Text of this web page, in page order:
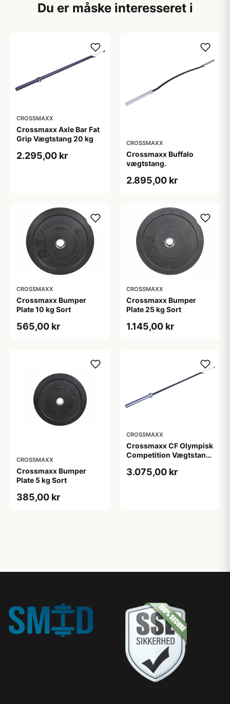
Du er måske interesseret i
CROSSMAXX
Crossmaxx Axle Bar Fat
Grip Vægtstang 20 kg
2.295,00 kr
CROSSMAXX
Crossmaxx Buffalo
vægtstang.
2.895,00 kr
CROSSMAXX
Crossmaxx Bumper
Plate 10 kg Sort
565,00 kr
CROSSMAXX
Crossmaxx Bumper
Plate 25 kg Sort
1.145,00 kr
CROSSMAXX
Crossmaxx Bumper
Plate 5 kg Sort
385,00 kr
CROSSMAXX
Crossmaxx CF Olympisk
Competition Vægtstang
3.075,00 kr